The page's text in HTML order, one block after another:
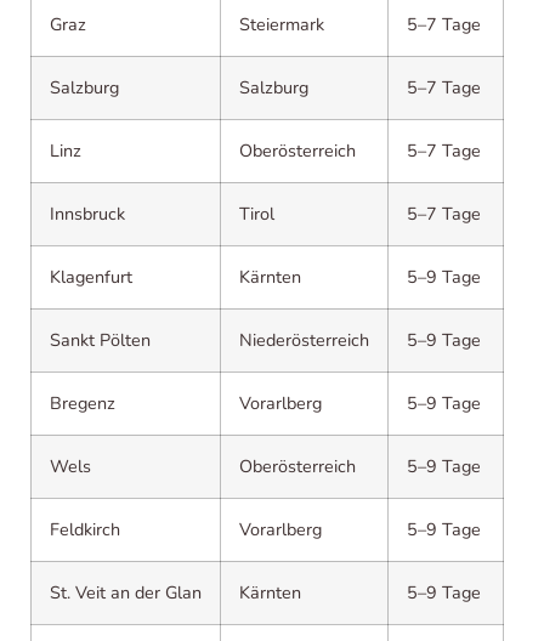
Graz Steiermark 5–7 Tage
Salzburg Salzburg 5–7 Tage
Linz Oberösterreich 5–7 Tage
Innsbruck Tirol 5–7 Tage
Klagenfurt Kärnten 5–9 Tage
Sankt Pölten Niederösterreich 5–9 Tage
Bregenz Vorarlberg 5–9 Tage
Wels Oberösterreich 5–9 Tage
Feldkirch Vorarlberg 5–9 Tage
St. Veit an der Glan Kärnten 5–9 Tage